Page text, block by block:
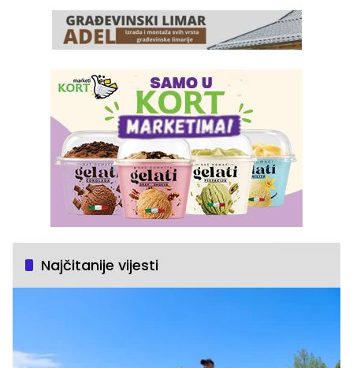
Najčitanije vijesti